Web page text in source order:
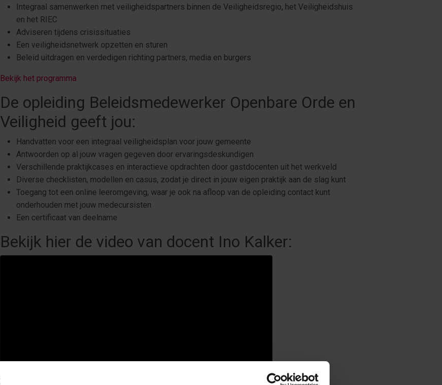
Integraal samenwerken met veiligheidspartners binnen de Veiligheidsregio, het Veiligheidshuis
en het RIEC
Adviseren tijdens crisissituaties
Een veiligheidsnetwerk opzetten en sturen
Beleid uitdragen en verdedigen richting partners, media en burgers
Bekijk het programma
De opleiding Beleidsmedewerker Openbare Orde en
Veiligheid geeft jou:
Handvatten voor een integraal veiligheidsplan voor jouw gemeente
Antwoorden op al jouw vragen gegeven door ervaringsdeskundigen
Verschillende praktijkcases en interactieve opdrachten door gastdocenten uit het werkveld
Diverse checklisten, modellen en casus, zodat je direct in jouw eigen praktijk aan de slag kunt
Toegang tot een online leeromgeving, waar je ook na afloop van de opleiding contact kunt
onderhouden met jouw medecursisten
Een certificaat van deelname
Bekijk hier de video van docent Ino Kalker: